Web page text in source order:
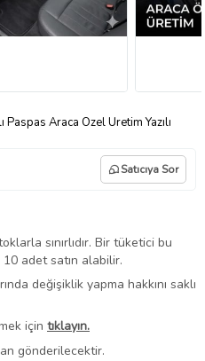
Araca Özel Üretim Yazılı
Satıcıya Sor
sınırlıdır. Bir tüketici bu
adet satın alabilir.
değişiklik yapma hakkını saklı
için tıklayın.
gönderilecektir.